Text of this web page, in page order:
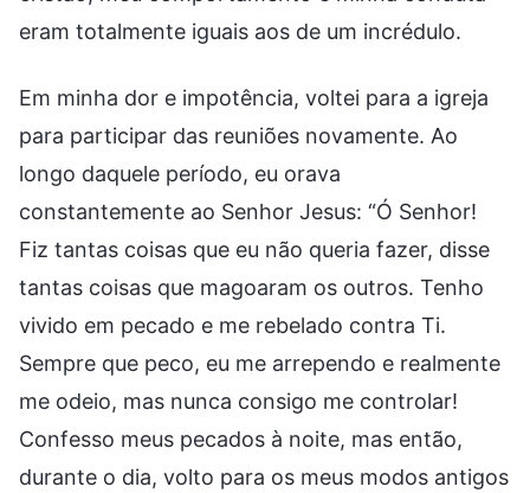
eram totalmente iguais aos de um incrédulo.
Em minha dor e impotência, voltei para a igreja
para participar das reuniões novamente. Ao
longo daquele período, eu orava
constantemente ao Senhor Jesus: “Ó Senhor!
Fiz tantas coisas que eu não queria fazer, disse
tantas coisas que magoaram os outros. Tenho
vivido em pecado e me rebelado contra Ti.
Sempre que peco, eu me arrependo e realmente
me odeio, mas nunca consigo me controlar!
Confesso meus pecados à noite, mas então,
durante o dia, volto para os meus modos antigos